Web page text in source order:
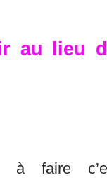
au lieu
à faire